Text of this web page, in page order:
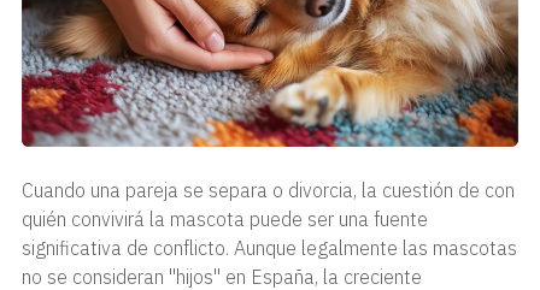
Cuando una pareja se separa o divorcia, la cuestión de con
quién convivirá la mascota puede ser una fuente
significativa de conflicto. Aunque legalmente las mascotas
no se consideran "hijos" en España, la creciente